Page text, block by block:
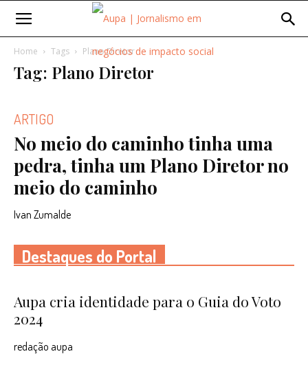
Home Tags Plano Diretor
Tag: Plano Diretor
ARTIGO
No meio do caminho tinha uma
pedra, tinha um Plano Diretor no
meio do caminho
Ivan Zumalde
Destaques do Portal
Aupa cria identidade para o Guia do Voto
2024
redação aupa